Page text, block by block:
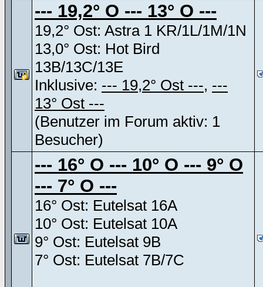
--- 19,2° O --- 13° O ---
19,2° Ost: Astra 1 KR/1L/1M/1N
13,0° Ost: Hot Bird
13B/13C/13E
Inklusive: --- 19,2° Ost ---, ---
13° Ost ---
(Benutzer im Forum aktiv: 1
Besucher)
--- 16° O --- 10° O --- 9° O
--- 7° O ---
16° Ost: Eutelsat 16A
10° Ost: Eutelsat 10A
9° Ost: Eutelsat 9B
7° Ost: Eutelsat 7B/7C